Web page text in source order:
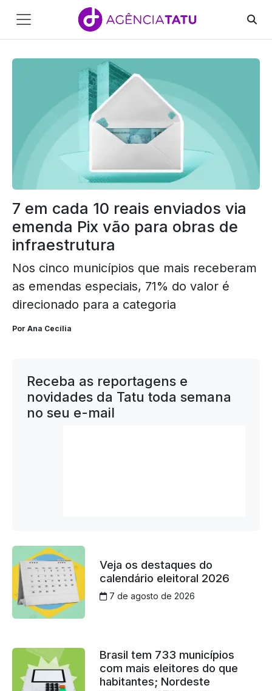
Pular para o conteúdo
Main
7 em cada 10 reais enviados via
emenda Pix vão para obras de
infraestrutura
Nos cinco municípios que mais receberam
as emendas especiais, 71% do valor é
direcionado para a categoria
Por Ana Cecília
Receba as reportagens e
novidades da Tatu toda semana
no seu e-mail
Veja os destaques do
calendário eleitoral 2026
7 de agosto de 2026
Brasil tem 733 municípios
com mais eleitores do que
habitantes; Nordeste